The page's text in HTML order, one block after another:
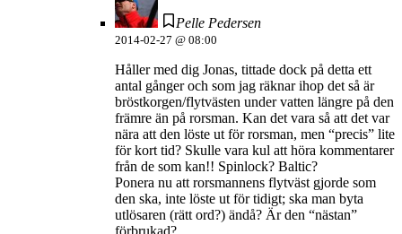
Pelle Pedersen
2014-02-27 @ 08:00
Håller med dig Jonas, tittade dock på detta ett
antal gånger och som jag räknar ihop det så är
bröstkorgen/flytvästen under vatten längre på den
främre än på rorsman. Kan det vara så att det var
nära att den löste ut för rorsman, men “precis” lite
för kort tid? Skulle vara kul att höra kommentarer
från de som kan!! Spinlock? Baltic?
Ponera nu att rorsmannens flytväst gjorde som
den ska, inte löste ut för tidigt; ska man byta
utlösaren (rätt ord?) ändå? Är den “nästan”